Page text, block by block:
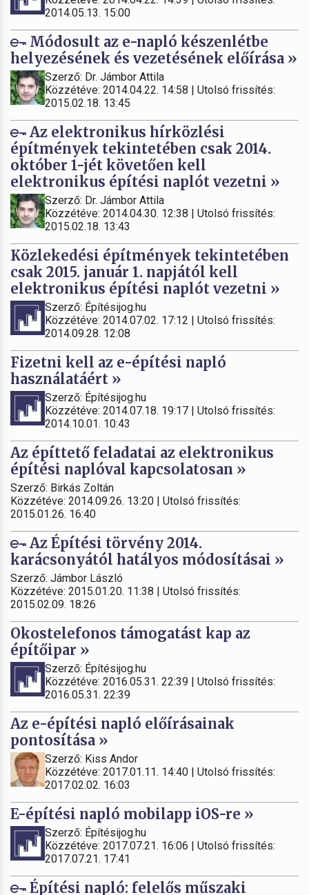
2014.05.13. 15:00
Módosult az e-napló készenlétbe
helyezésének és vezetésének előírása »
Szerző: Dr. Jámbor Attila
Közzétéve: 2014.04.22. 14:58 | Utolsó frissítés:
2015.02.18. 13:45
Az elektronikus hírközlési
építmények tekintetében csak 2014.
október 1-jét követően kell
elektronikus építési naplót vezetni »
Szerző: Dr. Jámbor Attila
Közzétéve: 2014.04.30. 12:38 | Utolsó frissítés:
2015.02.18. 13:43
Közlekedési építmények tekintetében
csak 2015. január 1. napjától kell
elektronikus építési naplót vezetni »
Szerző: Építésijog.hu
Közzétéve: 2014.07.02. 17:12 | Utolsó frissítés:
2014.09.28. 12:08
Fizetni kell az e-építési napló
használatáért »
Szerző: Építésijog.hu
Közzétéve: 2014.07.18. 19:17 | Utolsó frissítés:
2014.10.01. 10:43
Az építtető feladatai az elektronikus
építési naplóval kapcsolatosan »
Szerző: Birkás Zoltán
Közzétéve: 2014.09.26. 13:20 | Utolsó frissítés:
2015.01.26. 16:40
Az Építési törvény 2014.
karácsonyától hatályos módosításai »
Szerző: Jámbor László
Közzétéve: 2015.01.20. 11:38 | Utolsó frissítés:
2015.02.09. 18:26
Okostelefonos támogatást kap az
építőipar »
Szerző: Építésijog.hu
Közzétéve: 2016.05.31. 22:39 | Utolsó frissítés:
2016.05.31. 22:39
Az e-építési napló előírásainak
pontosítása »
Szerző: Kiss Andor
Közzétéve: 2017.01.11. 14:40 | Utolsó frissítés:
2017.02.02. 16:03
E-építési napló mobilapp iOS-re »
Szerző: Építésijog.hu
Közzétéve: 2017.07.21. 16:06 | Utolsó frissítés:
2017.07.21. 17:41
Építési napló: felelős műszaki